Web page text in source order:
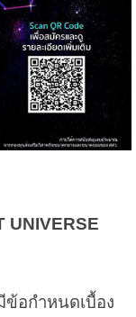
UNIVERSE
กําหนดเบื้อง